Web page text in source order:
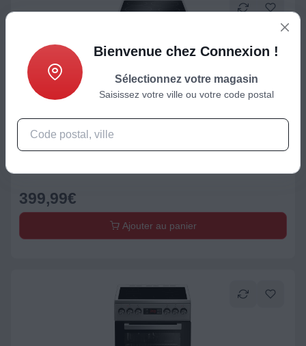
Cuisinière vitrocéramique/électrique
399,99€
Ajouter au panier
Bienvenue chez Connexion !
Sélectionnez votre magasin
Saisissez votre ville ou votre code postal